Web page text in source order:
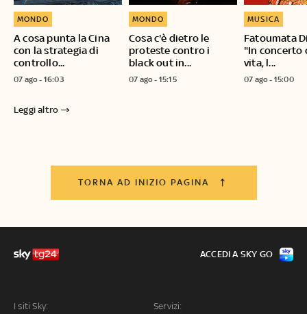
A cosa punta la Cina
con la strategia di
controllo...
MONDO
07 ago - 16:03
Cosa c'è dietro le
proteste contro i
black out in...
MONDO
07 ago - 15:15
Fatoumata
"In concerto
vita, l...
MUSICA
07 ago - 15:00
Leggi altro
TORNA AD INIZIO PAGINA
I siti Sky: Servizi:
ACCEDI A SKY GO